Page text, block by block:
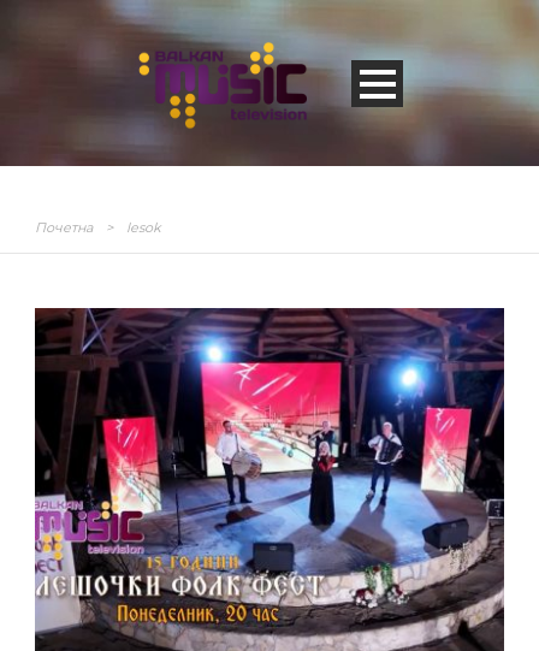
Почетна > lesok